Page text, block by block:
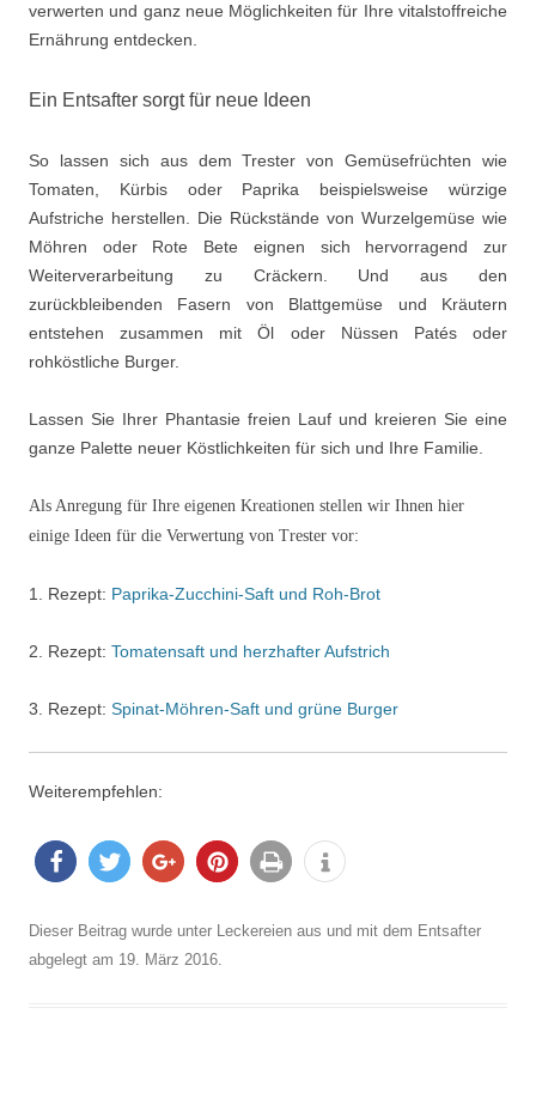
verwerten und ganz neue Möglichkeiten für Ihre vitalstoffreiche
Ernährung entdecken.
Ein Entsafter sorgt für neue Ideen
So lassen sich aus dem Trester von Gemüsefrüchten wie
Tomaten, Kürbis oder Paprika beispielsweise würzige
Aufstriche herstellen. Die Rückstände von Wurzelgemüse wie
Möhren oder Rote Bete eignen sich hervorragend zur
Weiterverarbeitung zu Cräckern. Und aus den
zurückbleibenden Fasern von Blattgemüse und Kräutern
entstehen zusammen mit Öl oder Nüssen Patés oder
rohköstliche Burger.
Lassen Sie Ihrer Phantasie freien Lauf und kreieren Sie eine
ganze Palette neuer Köstlichkeiten für sich und Ihre Familie.
Als Anregung für Ihre eigenen Kreationen stellen wir Ihnen hier
einige Ideen für die Verwertung von Trester vor:
1. Rezept: Paprika-Zucchini-Saft und Roh-Brot
2. Rezept: Tomatensaft und herzhafter Aufstrich
3. Rezept: Spinat-Möhren-Saft und grüne Burger
Weiterempfehlen:
Dieser Beitrag wurde unter Leckereien aus und mit dem Entsafter
abgelegt am 19. März 2016.